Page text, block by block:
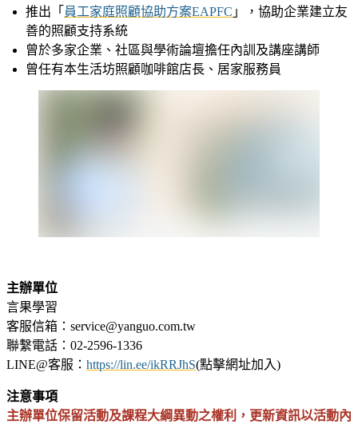
推出「 員工家庭照顧協助方案EAPFC 」，協助企業建立友
善的照顧支持系統
曾於多家企業、社區與學術論壇擔任內訓及講座講師
曾任有本生活坊照顧咖啡館店長、居家服務員
主辦單位
言果學習
客服信箱：service@yanguo.com.tw
聯繫電話：02-2596-1336
LINE@客服： https://lin.ee/ikRRJhS(點擊網址加入)
注意事項
主辦單位保留活動及課程大綱異動之權利，更新資訊以活動內